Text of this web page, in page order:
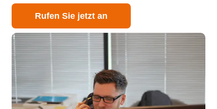
Rufen Sie jetzt an